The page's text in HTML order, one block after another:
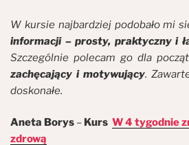
W kursie najbardziej podobało mi
informacji – prosty, praktyczny i
Szczególnie polecam go dla
zachęcający i motywujący.
doskonałe.
Aneta Borys – Kurs W 4 tygodnie
zdrową